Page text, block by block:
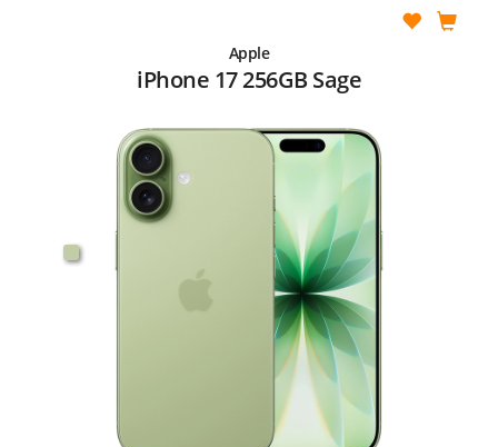
Apple
iPhone 17 256GB Sage